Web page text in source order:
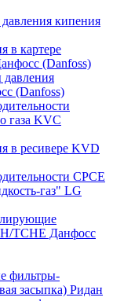
кипения
в картере
(Danfoss)
(Danfoss)
газа KVC
в ресивере KVD
CPCE
газ" LG
TCHE Данфосс
фильтры-
засыпка) Ридан